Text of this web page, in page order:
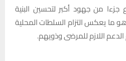
جزءا من جهود أكبر لتحسين البنية
ما يعكس التزام السلطات المحلية
الدعم اللازم للمرضى وذويهم.